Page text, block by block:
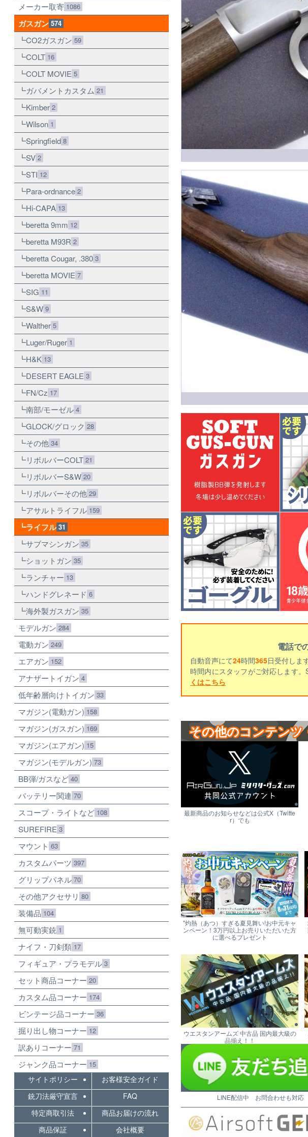
電話で
自動音声にて24時間365日受付しま
時間内にスタッフがご対応します
くはこちら
その他のコンテンツ
最新商品のお知らせなどは公式X（Twitte
r）でも
"灼熱（あつ）すぎる夏見舞い!お中元キャ
ンペーン！3万円以上お売りいただいた方
に選べるプレゼント
ウエスタンアームズ 中古品 国内最大級の
品揃え！！
LINE配信中 お問合わせも対応
メーカー取寄 1086
ガスガン 574
CO2ガスガン 59
COLT 16
COLT MOVIE 5
ガバメントカスタム 21
Kimber 2
Wilson 1
Springfield 8
SV 2
STI 12
Para-ordnance 2
Hi-CAPA 13
beretta 9mm 12
beretta M93R 2
beretta Cougar, .380 3
beretta MOVIE 7
SIG 11
S&W 9
Walther 5
Luger/Ruger 1
H&K 13
DESERT EAGLE 3
FN/Cz 17
南部/モーゼル 4
GLOCK/グロック 28
その他 34
リボルバーCOLT 21
リボルバーS&W 20
リボルバーその他 29
アサルトライフル 159
ライフル 31
サブマシンガン 35
ショットガン 35
ランチャー 13
ハンドグレネード 6
海外製ガスガン 35
モデルガン 284
電動ガン 249
エアガン 152
アナザートイガン 4
低年齢層向けトイガン 33
マガジン(電動ガン) 158
マガジン(ガスガン) 169
マガジン(エアガン) 15
マガジン(モデルガン) 73
BB弾/ガスなど 40
バッテリー関連 70
スコープ・ライトなど 108
SUREFIRE 3
マウント 63
カスタムパーツ 397
グリップパネル 70
その他アクセサリ 80
装備品 104
無可動実銃 1
ナイフ・刀剣類 17
フィギュア・プラモデル 3
セット商品コーナー 20
カスタム品コーナー 174
ビンテージ品コーナー 36
掘り出し物コーナー 12
訳ありコーナー 71
ジャンク品コーナー 15
サイトポリシー
お客様安全ガイド
銃刀法厳守宣言
FAQ
特定商取引法
商品お届けの流れ
商品保証
会社概要